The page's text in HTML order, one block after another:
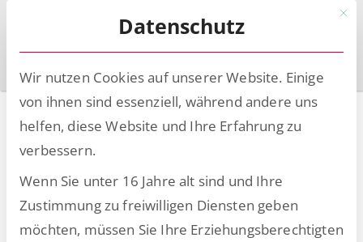
Digitalisierung im
Personalwesen –
Chancen und
Herausforderungen
Mit
Datenschutz
Wir nutzen Cookies auf unserer Website. Einige
von ihnen sind essenziell, während andere uns
helfen, diese Website und Ihre Erfahrung zu
verbessern.
Wenn Sie unter 16 Jahre alt sind und Ihre
Zustimmung zu freiwilligen Diensten geben
möchten, müssen Sie Ihre Erziehungsberechtigten